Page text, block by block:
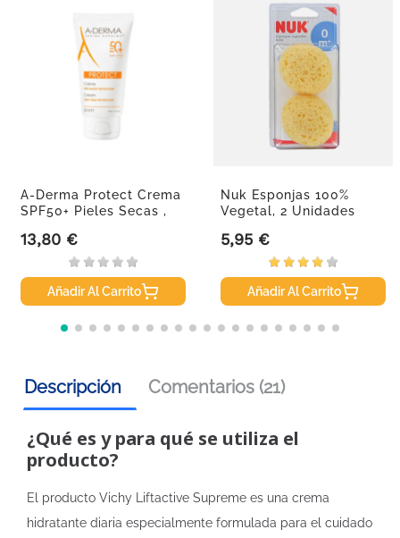
A-Derma Protect Crema
SPF50+ Pieles Secas ,
Precio
13,80 €
Añadir Al Carrito
Nuk Esponjas 100%
Vegetal, 2 Unidades
Precio
5,95 €
Añadir Al Carrito
Descripción Comentarios (21)
¿Qué es y para qué se utiliza el
producto?
El producto Vichy Liftactive Supreme es una crema
hidratante diaria especialmente formulada para el cuidado